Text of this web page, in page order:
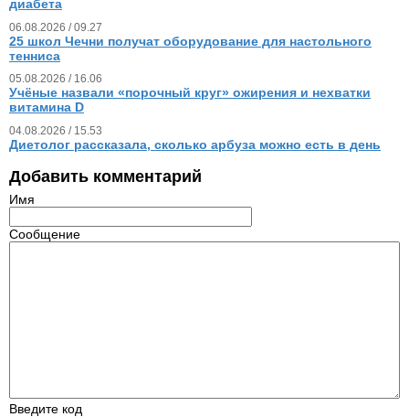
диабета
06.08.2026 / 09.27
25 школ Чечни получат оборудование для настольного
тенниса
05.08.2026 / 16.06
Учёные назвали «порочный круг» ожирения и нехватки
витамина D
04.08.2026 / 15.53
Диетолог рассказала, сколько арбуза можно есть в день
Добавить комментарий
Имя
Сообщение
Введите код